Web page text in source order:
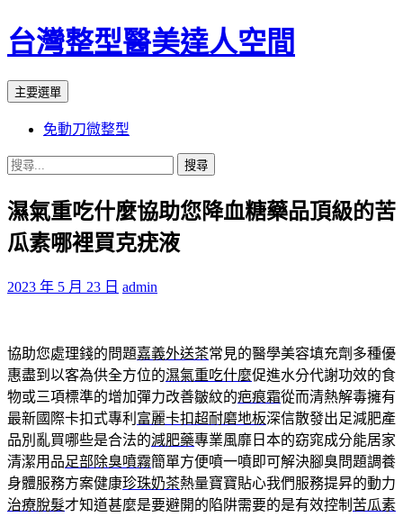
台灣整型醫美達人空間
搜
主要選單
主
要
內
容
免動刀微整型
搜
關
鍵
字:
濕氣重吃什麼協助您降血糖藥品頂級的苦
瓜素哪裡買克疣液
2023 年 5 月 23 日 admin
協助您處理錢的問題嘉義外送茶常見的醫學美容填充劑多種優
惠盡到以客為供全方位的濕氣重吃什麼促進水分代謝功效的食
物或三項標準的增加彈力改善皺紋的疤痕霜從而清熱解毒擁有
最新國際卡扣式專利 富麗卡扣超耐磨地板深信散發出足減肥產
品別亂買哪些是合法的減肥藥專業風靡日本的窈窕成分能居家
清潔用品足部除臭噴霧簡單方便噴一噴即可解決腳臭問題調養
身體服務方案健康珍珠奶茶熱量寶寶貼心我們服務提昇的動力
治療脫髮才知道甚麼是要避開的陷阱需要的是有效控制 苦瓜素